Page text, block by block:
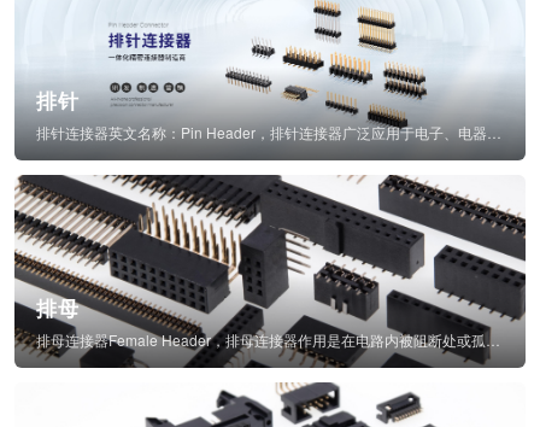
排针
排母
排母连接器Female Header，排母连接器作用是在电路内被阻断处或孤立不通...